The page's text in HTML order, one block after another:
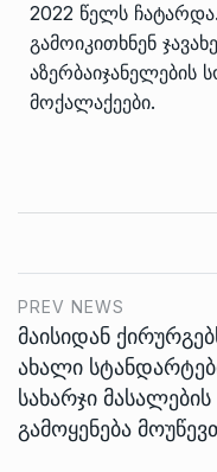
2022 წელს
გამოიკითხნენ
აზერბაიჯანელების
მოქალაქეები.
PREV NEWS
მაისიდან
ახალი
სახარჯი მასალების
გამოყენება